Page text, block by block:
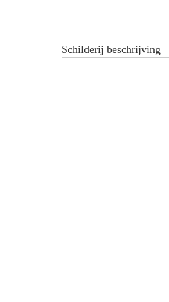
Schilderij beschrijving